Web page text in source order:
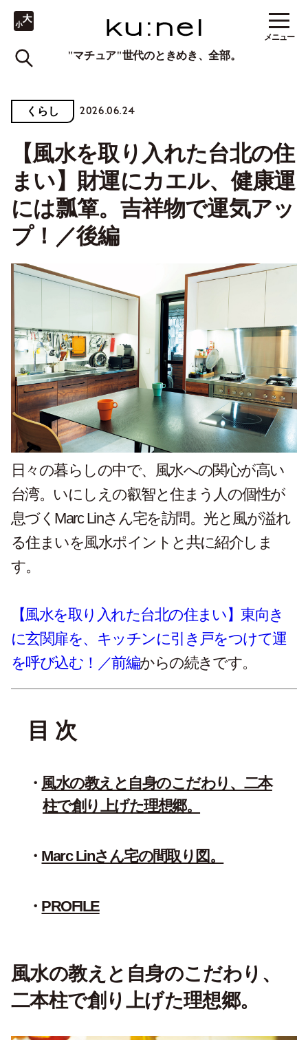
"マチュア"世代のときめき、全部。
メニュー
くらし 2026.06.24
【風水を取り入れた台北の住
まい】財運にカエル、健康運
には瓢箪。吉祥物で運気アッ
プ！／後編
日々の暮らしの中で、風水への関心が高い
台湾。いにしえの叡智と住まう人の個性が
息づく Marc Linさん宅を訪問。光と風が溢れ
る住まいを風水ポイントと共に紹介しま
す。
【風水を取り入れた台北の住まい】東向き
に玄関扉を、キッチンに引き戸をつけて運
を呼び込む！／前編からの続きです。
目 次
風水の教えと自身のこだわり、二本
柱で創り上げた理想郷。
Marc Linさん宅の間取り図。
PROFILE
風水の教えと自身のこだわり、
二本柱で創り上げた理想郷。